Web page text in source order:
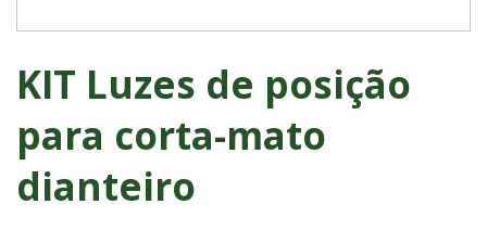
KIT Luzes de posição
para corta-mato
dianteiro